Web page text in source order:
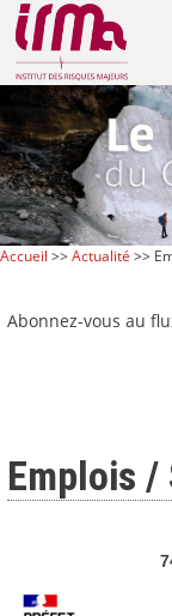
Accueil >>Actualité >>
Abonnez-vous au
Emplois /